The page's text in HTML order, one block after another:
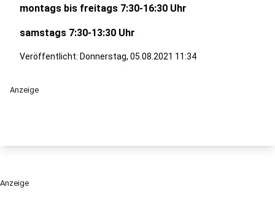
montags bis freitags 7:30-16:30 Uhr
samstags 7:30-13:30 Uhr
Veröffentlicht: Donnerstag, 05.08.2021 11:34
Anzeige
Anzeige